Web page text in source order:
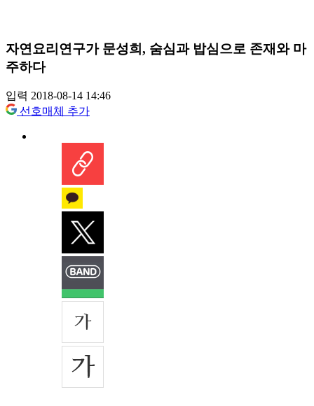
자연요리연구가 문성희, 숨심과 밥심으로 존재와 마
주하다
입력 2018-08-14 14:46
선호매체 추가